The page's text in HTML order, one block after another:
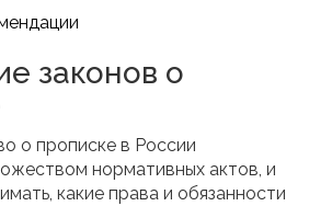
законов о
о прописке в России
нормативных актов, и
какие права и обязанности